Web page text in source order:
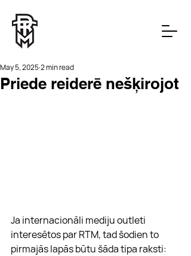
Priede reiderē nešķirojot
May 5, 20252 min read
Ja internacionāli mediju outleti
interesētos par RTM, tad šodien to
pirmajās lapās būtu šāda tipa raksti: